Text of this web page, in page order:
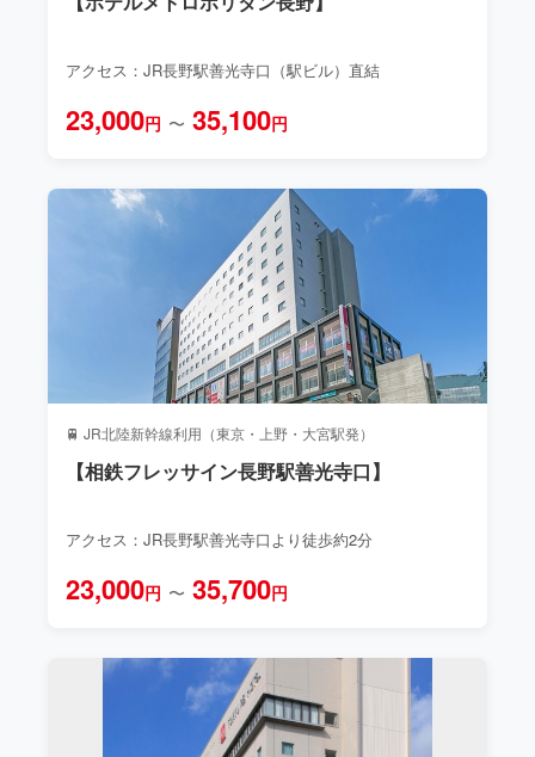
アクセス：JR長野駅善光寺口（駅ビル）直結
23,000円 〜 35,100円
🚆 JR北陸新幹線利用（東京・上野・大宮駅発）
【相鉄フレッサイン長野駅善光寺口】
アクセス：JR長野駅善光寺口より徒歩約2分
23,000円 〜 35,700円